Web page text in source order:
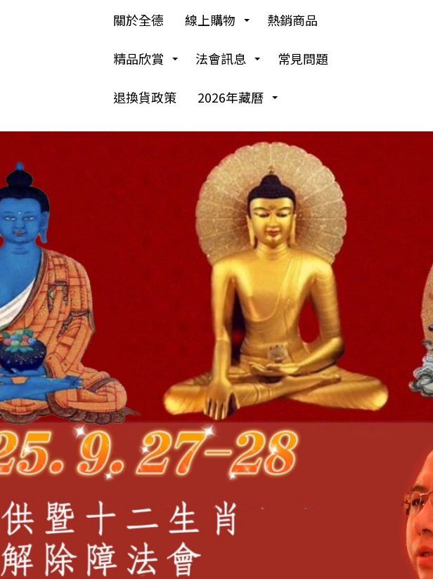
關於全德 線上購物 熱銷商品
精品欣賞 法會訊息 常見問題
退換貨政策 2026年藏曆